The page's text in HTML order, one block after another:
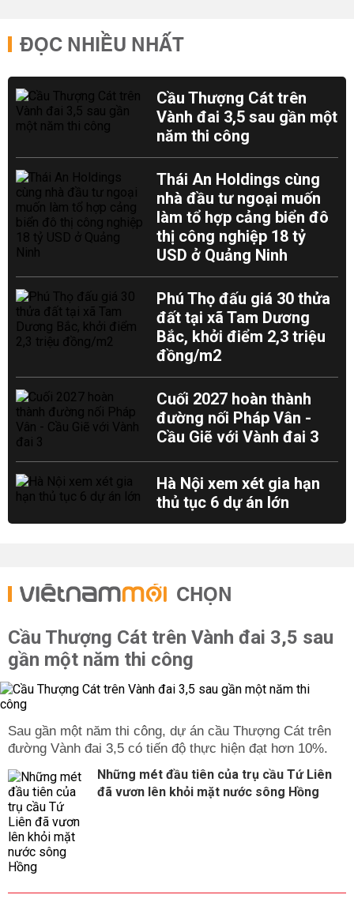
ĐỌC NHIỀU NHẤT
Cầu Thượng Cát trên
Vành đai 3,5 sau gần một
năm thi công
Thái An Holdings cùng
nhà đầu tư ngoại muốn
làm tổ hợp cảng biển đô
thị công nghiệp 18 tỷ
USD ở Quảng Ninh
Phú Thọ đấu giá 30 thửa
đất tại xã Tam Dương
Bắc, khởi điểm 2,3 triệu
đồng/m2
Cuối 2027 hoàn thành
đường nối Pháp Vân -
Cầu Giẽ với Vành đai 3
Hà Nội xem xét gia hạn
thủ tục 6 dự án lớn
CHỌN
Cầu Thượng Cát trên Vành đai 3,5 sau
gần một năm thi công
Sau gần một năm thi công, dự án cầu Thượng Cát trên
đường Vành đai 3,5 có tiến độ thực hiện đạt hơn 10%.
Những mét đầu tiên của trụ cầu Tứ Liên
đã vươn lên khỏi mặt nước sông Hồng